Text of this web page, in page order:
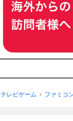
テレビゲーム ファミコ